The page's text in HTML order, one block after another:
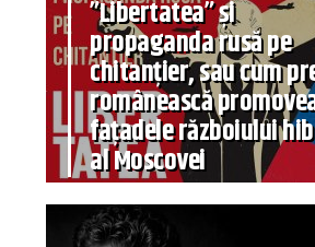
”Libertatea” și
propaganda rusă pe
chitanțier, sau cum
românească
fațadele războiului
al Moscovei